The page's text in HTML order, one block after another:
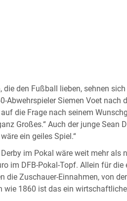
die den Fußball lieben, sehnen
Abwehrspieler Siemen Voet nach
die Frage nach seinem
Großes.“ Auch der junge Sean
ein geiles Spiel.“
im Pokal wäre weit mehr als
im DFB-Pokal-Topf. Allein für
die Zuschauer-Einnahmen, von
wie 1860 ist das ein